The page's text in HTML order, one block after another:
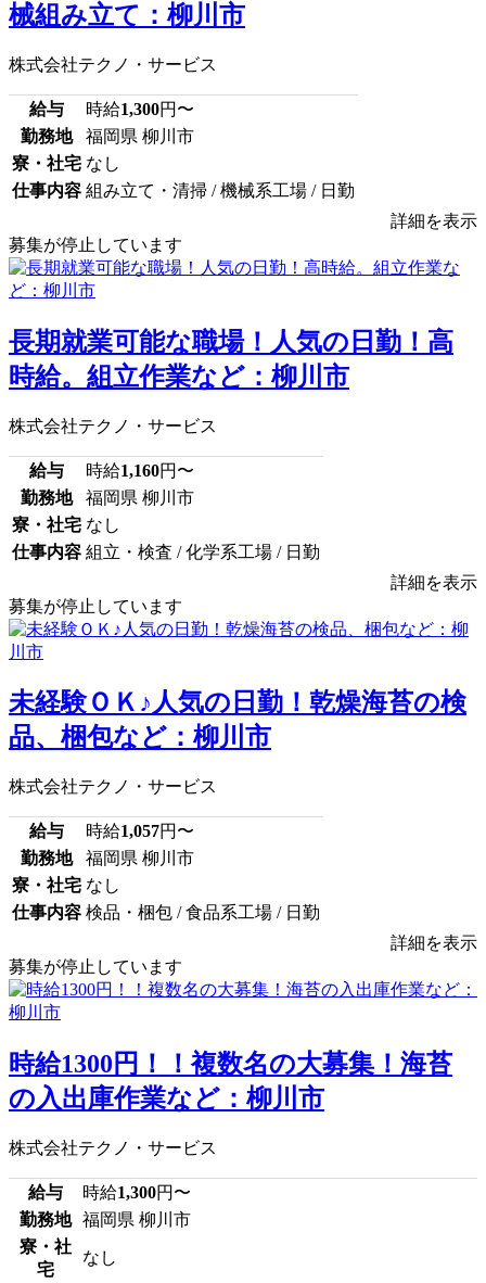
械組み立て：柳川市
株式会社テクノ・サービス
給与 時給1,300円〜
勤務地
福岡県 柳川市
寮・社宅 なし
仕事内容 組み立て・清掃 / 機械系工場 / 日勤
詳細を表示
募集が停止しています
長期就業可能な職場！人気の日勤！高
時給。組立作業など：柳川市
株式会社テクノ・サービス
給与 時給1,160円〜
勤務地
福岡県 柳川市
寮・社宅 なし
仕事内容 組立・検査 / 化学系工場 / 日勤
詳細を表示
募集が停止しています
未経験ＯＫ♪人気の日勤！乾燥海苔の検
品、梱包など：柳川市
株式会社テクノ・サービス
給与 時給1,057円〜
勤務地
福岡県 柳川市
寮・社宅 なし
仕事内容 検品・梱包 / 食品系工場 / 日勤
詳細を表示
募集が停止しています
時給1300円！！複数名の大募集！海苔
の入出庫作業など：柳川市
株式会社テクノ・サービス
給与 時給1,300円〜
勤務地
福岡県 柳川市
寮・社
宅
なし